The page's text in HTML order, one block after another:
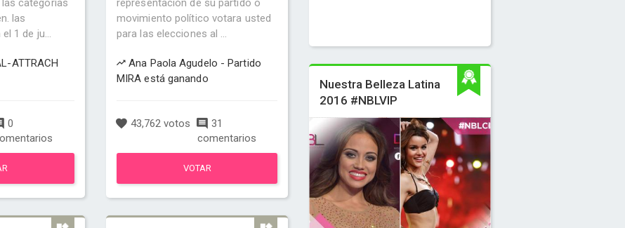
categorías
las
1 de ju...
ATTRACH
0
representación de su partido o
movimiento político votara usted
para las elecciones al ...
Ana Paola Agudelo - Partido
MIRA está ganando
43,762 votos
31
comentarios
VOTAR
Nuestra Belleza Latina
2016 #NBLVIP